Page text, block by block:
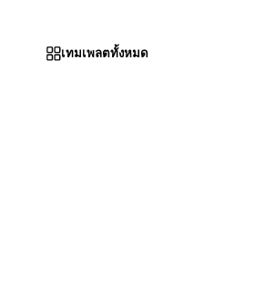
เทมเพลตทั้งหมด